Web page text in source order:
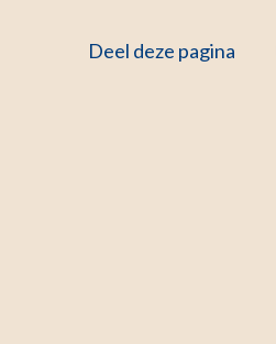
Deel deze pagina